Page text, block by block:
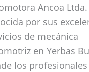
Ancoa Ltda.
por sus
de mecánica
en Yerbas
los